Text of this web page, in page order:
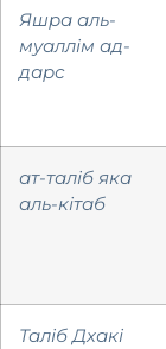
Яшра аль-
муаллім ад-
дарс
ат-таліб яка
аль-кітаб
Таліб Дхакі